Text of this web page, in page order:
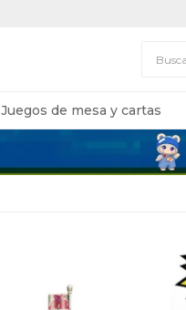
Juegos de mesa y cartas